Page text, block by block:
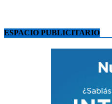
ESPACIO PUBLICITARIO